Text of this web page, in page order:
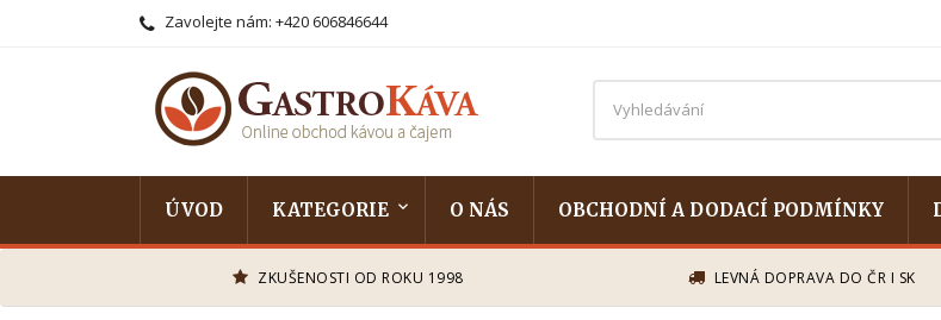
Zavolejte nám: +420 606846644
ÚVOD KATEGORIE O NÁS OBCHODNÍ A DODACÍ PODMÍNKY
ZKUŠENOSTI OD ROKU 1998 LEVNÁ DOPRAVA DO ČR I SK